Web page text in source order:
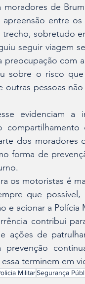
moradores de
entre
trecho, sobretudo
seguir viagem
preocupação com
sobre o risco
outras pessoas
evidenciam a
dos moradores
forma de
os motoristas é
que
e acionar a
contribui
ações de
prevenção
terminem em
MilitarSegurança